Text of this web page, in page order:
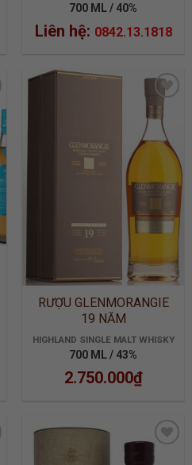
700 ML / 40%
Liên hệ: 0842.13.1818
ADD TO
WISHLIST
RƯỢU GLENMORANGIE
19 NĂM
HIGHLAND SINGLE MALT WHISKY
700 ML / 43%
2.750.000₫